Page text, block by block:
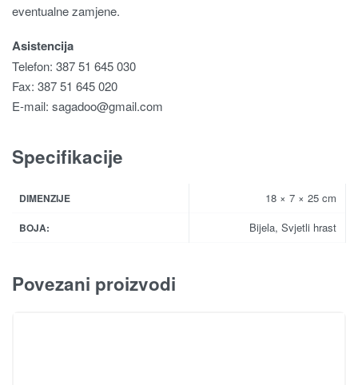
eventualne zamjene.
Asistencija
Telefon: 387 51 645 030
Fax: 387 51 645 020
E-mail: sagadoo@gmail.com
Specifikacije
DIMENZIJE 18 × 7 × 25 cm
BOJA: Bijela, Svjetli hrast
Povezani proizvodi